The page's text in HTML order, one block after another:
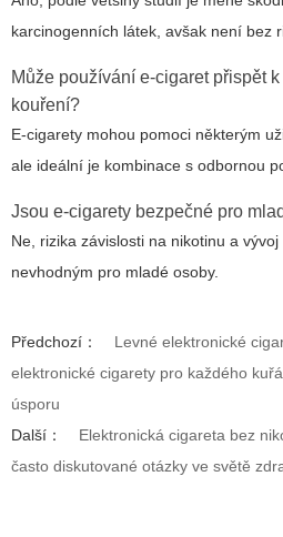
karcinogenních látek, avšak není bez
Může používání e-cigaret přispět
kouření?
E-cigarety mohou pomoci některým
ale ideální je kombinace s odbornou
Jsou e-cigarety bezpečné pro
Ne, rizika závislosti na nikotinu a
nevhodným pro mladé osoby.
Předchozí：
Levné elektronické
elektronické cigarety pro každého
úsporu
Další：
Elektronická cigareta bez
často diskutované otázky ve světě